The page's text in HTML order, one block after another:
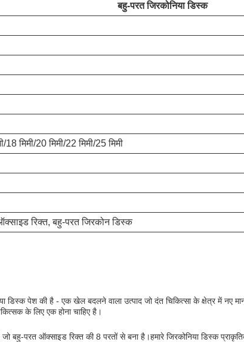
बहु-परत जिरकोनिया डिस्क
18 मिमी/20 मिमी/22 मिमी/25 मिमी
रिक्त, बहु-परत जिरकोन डिस्क
डिस्क पेश की है - एक खेल बदलने वाला उत्पाद जो दंत चिकित्सा के क्षेत्र में
के लिए एक होना चाहिए है।
बहु-परत ऑक्साइड रिक्त की 8 परतों से बना है।हमारे जिरकोनिया डिस्क